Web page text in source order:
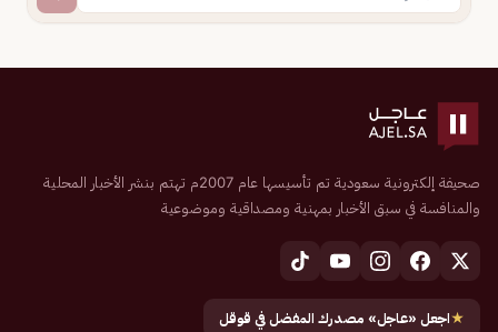
صحيفة إلكترونية سعودية تم تأسيسها عام 2007م تهتم بنشر الأخبار المحلية
والمنافسة في سبق الأخبار بمهنية ومصداقية وموضوعية
★اجعل «عاجل» مصدرك المفضل في قوقل